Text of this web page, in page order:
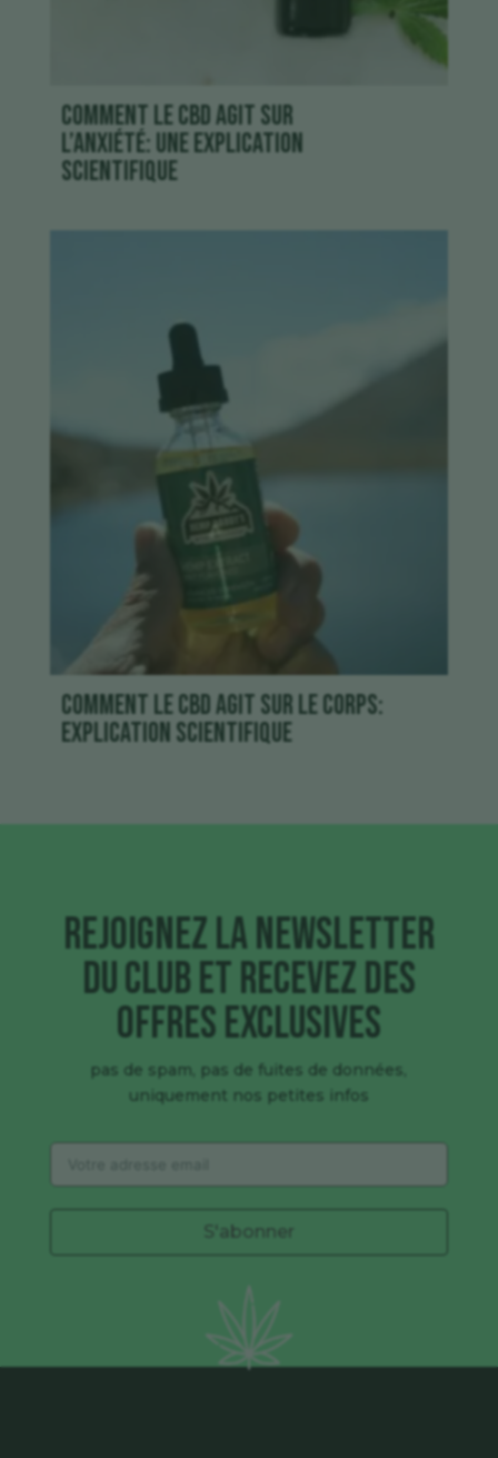
Comment le CBD agit sur
l’anxiété: une explication
scientifique
Comment le CBD agit sur le corps:
explication scientifique
Rejoignez la newsletter
du club et recevez des
offres exclusives
pas de spam, pas de fuites de données,
uniquement nos petites infos
S'abonner